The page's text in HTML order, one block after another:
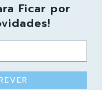
Ficar por